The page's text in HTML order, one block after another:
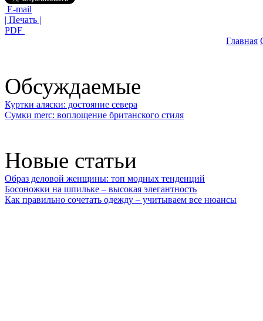
E-mail
| Печать |
PDF
Главная
Обсуждаемые
Куртки аляски: достояние севера
Сумки merc: воплощение британского стиля
Новые статьи
Образ деловой женщины: топ модных тенденций
Босоножки на шпильке – высокая элегантность
Как правильно сочетать одежду – учитываем все нюансы